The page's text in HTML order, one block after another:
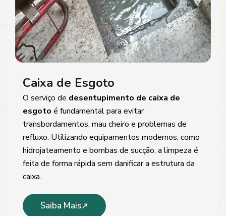
Caixa de Esgoto
O serviço de desentupimento de caixa de
esgoto é fundamental para evitar
transbordamentos, mau cheiro e problemas de
refluxo. Utilizando equipamentos modernos, como
hidrojateamento e bombas de sucção, a limpeza é
feita de forma rápida sem danificar a estrutura da
caixa.
Saiba Mais